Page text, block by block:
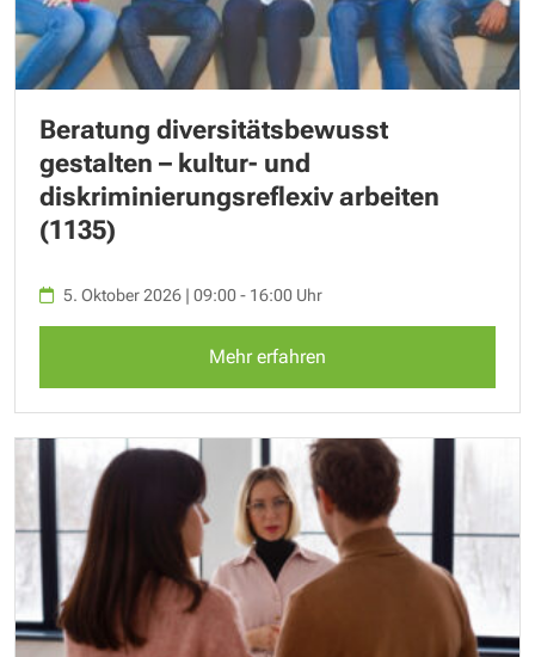
Beratung diversitätsbewusst
gestalten – kultur- und
diskriminierungsreflexiv arbeiten
(1135)
5. Oktober 2026 | 09:00 - 16:00 Uhr
Mehr erfahren